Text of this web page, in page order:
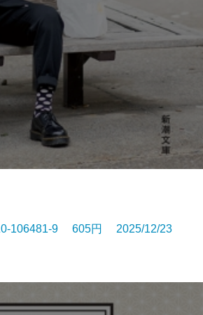
106481-9 605円 2025/12/23